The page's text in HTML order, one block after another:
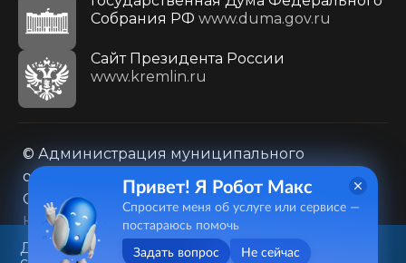
Собрания РФ www.duma.gov.ru
Cайт Президента России
www.kremlin.ru
© Администрация муниципального
образования городского округа «Город
Саратов»
Контакты
Карта сайта
Политика в отношении обработки
Данный веб-сайт использует
Привет! Я Робот Макс
Спросите меня об услуге или сервисе —
постараюсь помочь
Задать вопрос Не сейчас